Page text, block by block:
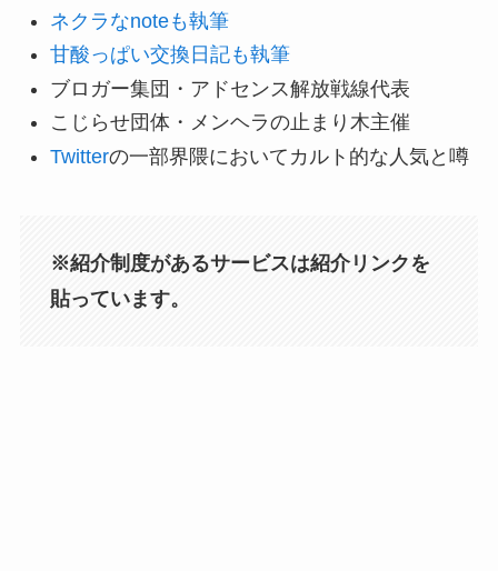
ネクラなnoteも執筆
甘酸っぱい交換日記も執筆
ブロガー集団・アドセンス解放戦線代表
こじらせ団体・メンヘラの止まり木主催
Twitterの一部界隈においてカルト的な人気と噂
※紹介制度があるサービスは紹介リンクを
貼っています。